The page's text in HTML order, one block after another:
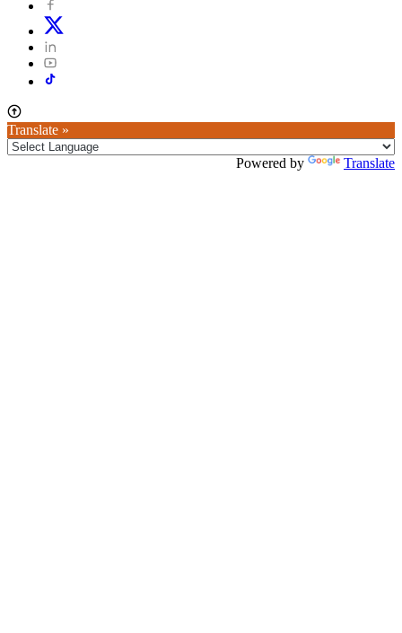
Translate »
Powered by Translate